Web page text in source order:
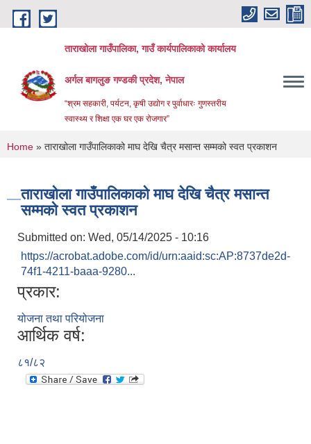
Skip to main content
ताराखोला गाउँपालिका, गाउँ कार्यपालिकाको कार्यालय
अर्गल बागलुङ गण्डकी प्रदेश, नेपाल
“श्रम सहकारी, पर्यटन, कृषी उद्योग र पुर्वाधारः गुणस्तरीय
स्वास्थ्य र शिक्षा एक घर एक रोजगार”
You are here
Home » ताराखोला गाउँपालिकाको माघ देखि चैत्र मसान्त सम्मको स्वत प्रकाशन
ताराखोला गाउँपालिकाको माघ देखि चैत्र मसान्त
सम्मको स्वत प्रकाशन
Submitted on: Wed, 05/14/2025 - 10:16
https://acrobat.adobe.com/id/urn:aaid:sc:AP:8737de2d-
74f1-4211-baaa-9280...
प्रकार:
योजना तथा परियोजना
आर्थिक वर्ष:
८१/८२